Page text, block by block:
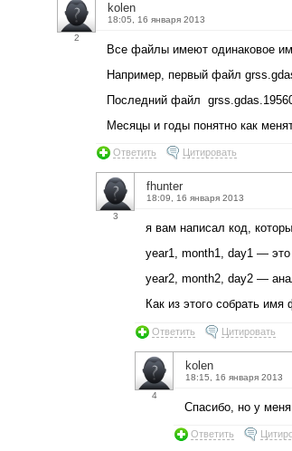
2
kolen
18:05, 16 января 2013
Все файлы имеют одинаковое
Например, первый файл
Последний файл
Месяцы и годы понятно как
Ответить Цитировать
3
fhunter
18:09, 16 января 2013
я вам написал код,
year1, month1, day1 — это
year2, month2, day2 —
Как из этого собрать
Ответить Цитировать
4
kolen
18:15, 16 января 2013
Спасибо, но у меня
Ответить